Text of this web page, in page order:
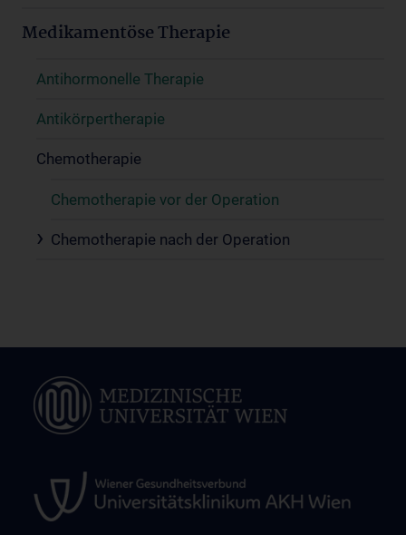
Medikamentöse Therapie
Antihormonelle Therapie
Antikörpertherapie
Chemotherapie
Chemotherapie vor der Operation
Chemotherapie nach der Operation